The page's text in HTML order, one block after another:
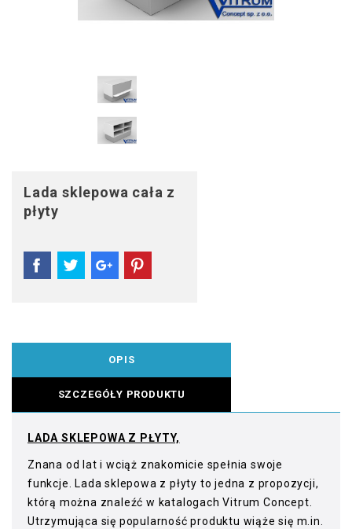
Lada sklepowa cała z
płyty
OPIS
SZCZEGÓŁY PRODUKTU
LADA SKLEPOWA Z PŁYTY,
Znana od lat i wciąż znakomicie spełnia swoje
funkcje. Lada sklepowa z płyty to jedna z propozycji,
którą można znaleźć w katalogach Vitrum Concept.
Utrzymująca się popularność produktu wiąże się m.in.